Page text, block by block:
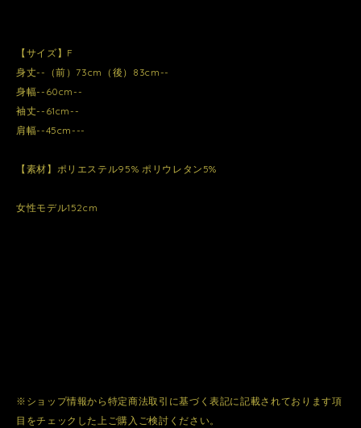
【サイズ】F
身丈--（前）73cm（後）83cm--
身幅--60cm--
袖丈--61cm--
肩幅--45cm---
【素材】ポリエステル95% ポリウレタン5%
女性モデル152cm
※ショップ情報から特定商法取引に基づく表記に記載されております項
目をチェックした上ご購入ご検討ください。